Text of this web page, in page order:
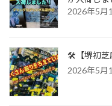
2026年5月
🛠️【堺初芝
2026年5月